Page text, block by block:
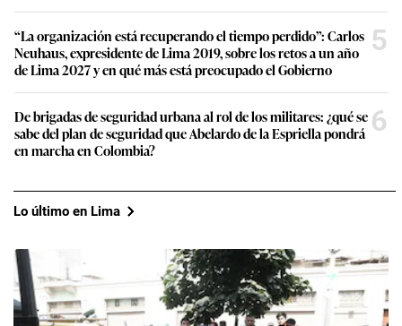
“La organización está recuperando el tiempo perdido”: Carlos
Neuhaus, expresidente de Lima 2019, sobre los retos a un año
de Lima 2027 y en qué más está preocupado el Gobierno
5
De brigadas de seguridad urbana al rol de los militares: ¿qué se
sabe del plan de seguridad que Abelardo de la Espriella pondrá
en marcha en Colombia?
6
Lo último en Lima